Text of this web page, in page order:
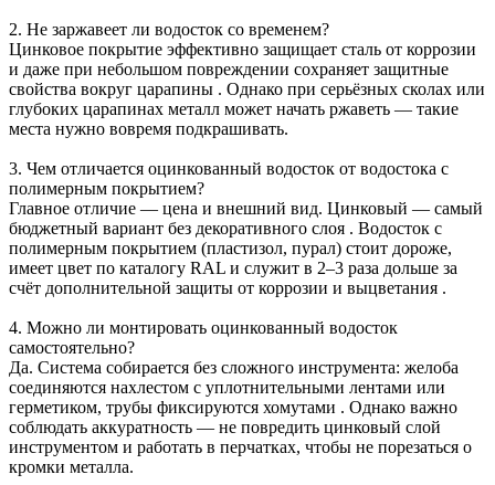
2. Не заржавеет ли водосток со временем?
Цинковое покрытие эффективно защищает сталь от коррозии
и даже при небольшом повреждении сохраняет защитные
свойства вокруг царапины . Однако при серьёзных сколах или
глубоких царапинах металл может начать ржаветь — такие
места нужно вовремя подкрашивать.
3. Чем отличается оцинкованный водосток от водостока с
полимерным покрытием?
Главное отличие — цена и внешний вид. Цинковый — самый
бюджетный вариант без декоративного слоя . Водосток с
полимерным покрытием (пластизол, пурал) стоит дороже,
имеет цвет по каталогу RAL и служит в 2–3 раза дольше за
счёт дополнительной защиты от коррозии и выцветания .
4. Можно ли монтировать оцинкованный водосток
самостоятельно?
Да. Система собирается без сложного инструмента: желоба
соединяются нахлестом с уплотнительными лентами или
герметиком, трубы фиксируются хомутами . Однако важно
соблюдать аккуратность — не повредить цинковый слой
инструментом и работать в перчатках, чтобы не порезаться о
кромки металла.